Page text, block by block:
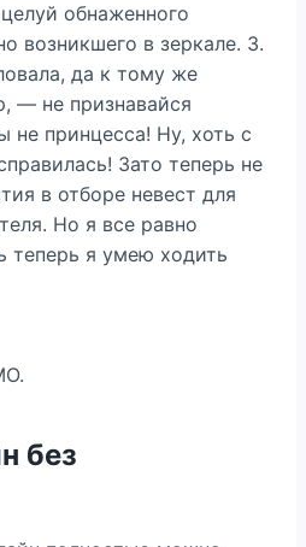
обнаженного
возникшего в зеркале. 3.
да к тому же
— не признавайся
принцесса! Ну, хоть с
Зато теперь не
в отборе невест для
Но я все равно
теперь я умею ходить
без